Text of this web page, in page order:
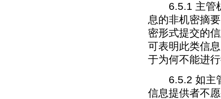
6.5.1 主管机
息的非机密摘
密形式提交的
可表明此类信
于为何不能进
6.5.2 如主管
信息提供者不